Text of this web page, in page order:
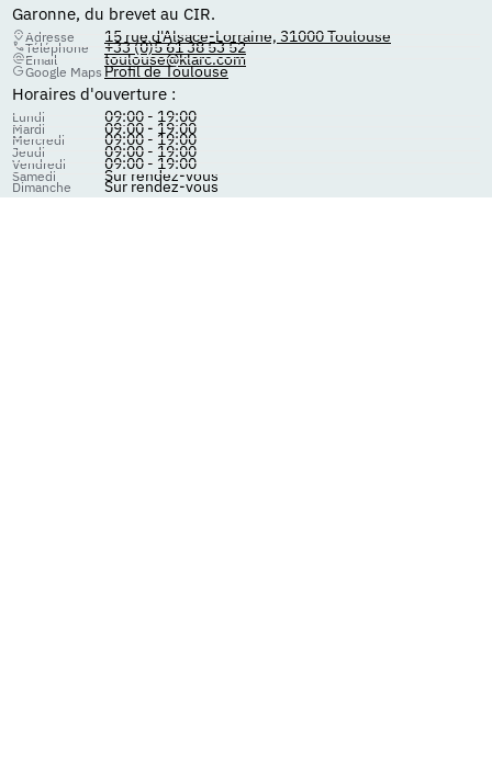
Garonne, du brevet au CIR.
Adresse 15 rue d'Alsace-Lorraine, 31000 Toulouse
Téléphone +33 (0)5 61 38 53 52
Email toulouse@klarc.com
Google Maps Profil de Toulouse
Horaires d'ouverture :
Lundi 09:00 - 19:00
Mardi 09:00 - 19:00
Mercredi 09:00 - 19:00
Jeudi 09:00 - 19:00
Vendredi 09:00 - 19:00
Samedi Sur rendez-vous
Dimanche Sur rendez-vous